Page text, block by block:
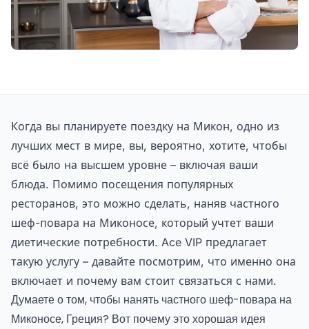
Когда вы планируете поездку на Микон, одно из
лучших мест в мире, вы, вероятно, хотите, чтобы
всё было на высшем уровне – включая ваши
блюда. Помимо посещения популярных
ресторанов, это можно сделать, наняв частного
шеф-повара на Миконосе, который учтет ваши
диетические потребности. Ace VIP предлагает
такую услугу – давайте посмотрим, что именно она
включает и почему вам стоит связаться с нами.
Думаете о том, чтобы нанять частного шеф-повара на
Миконосе, Греция? Вот почему это хорошая идея